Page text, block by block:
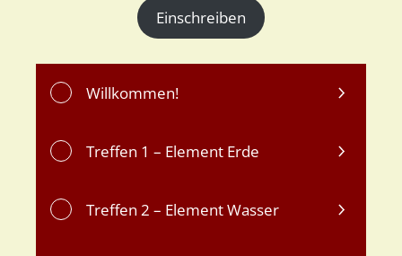
Einschreiben
Willkommen!
Treffen 1 – Element Erde
Treffen 2 – Element Wasser